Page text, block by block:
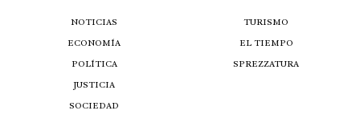
NOTICIAS
ECONOMÍA
POLÍTICA
JUSTICIA
SOCIEDAD
TURISMO
EL TIEMPO
SPREZZATURA